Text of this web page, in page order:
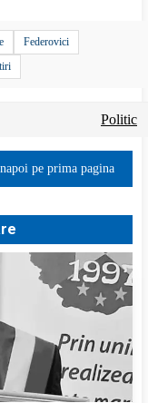
Federovici
Politic
pe prima pagina